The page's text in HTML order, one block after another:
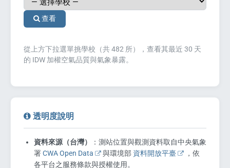
查看
從上方下拉選單挑學校（共 482 所），查看其最近 30 天
的 IDW 加權空氣品質與氣象暴露。
透明度說明
資料來源（台灣）
：測站位置與觀測資料取自中央氣象
署CWA Open Data 與環境部 資料開放平臺
，依
各平台之服務條款與授權使用。